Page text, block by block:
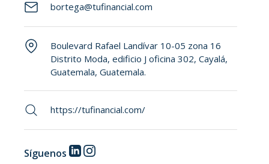
bortega@tufinancial.com
Boulevard Rafael Landívar 10-05 zona 16
Distrito Moda, edificio J oficina 302, Cayalá,
Guatemala, Guatemala.
https://tufinancial.com/
Síguenos